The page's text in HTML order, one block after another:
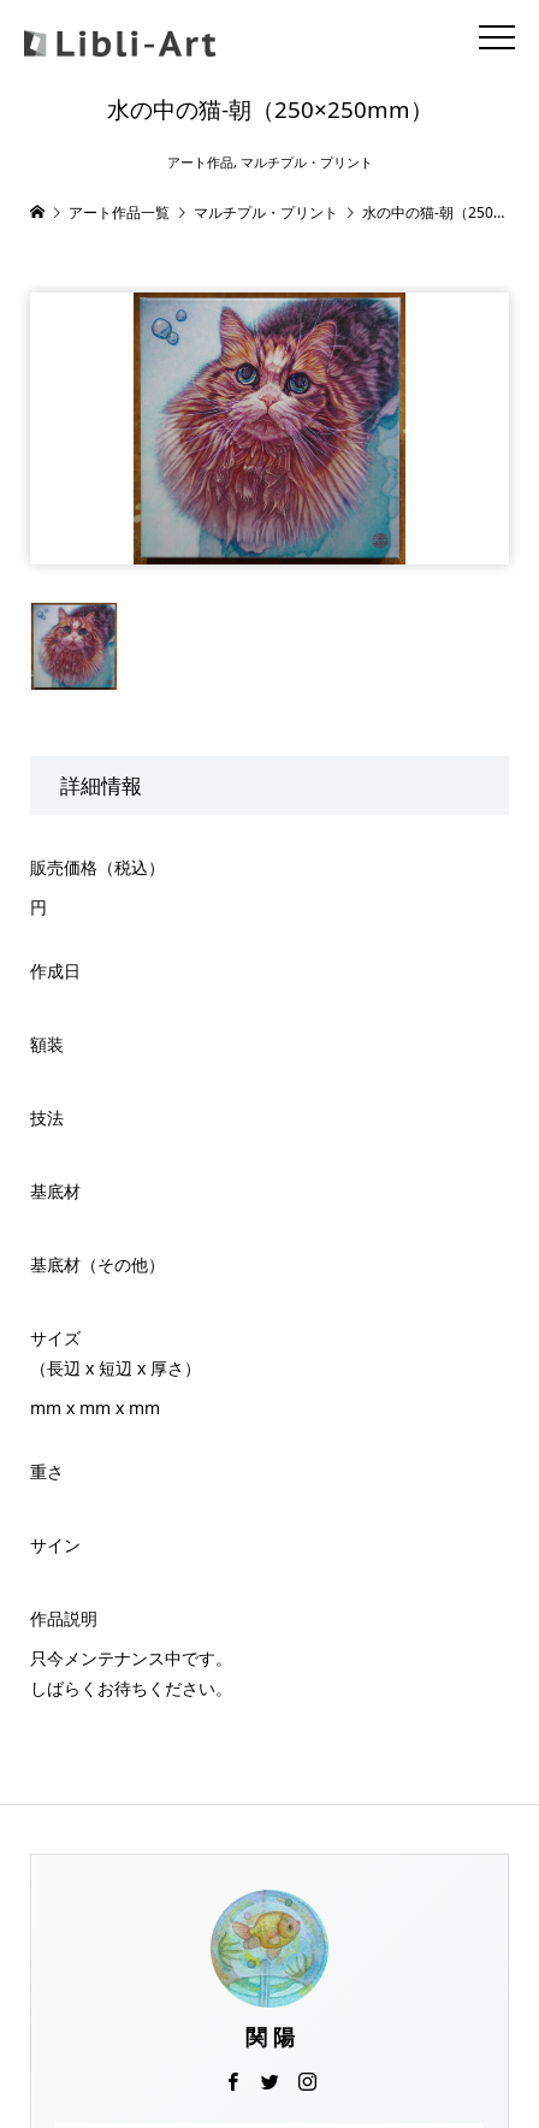
水の中の猫-朝（250×250mm）
アート作品, マルチプル・プリント
アート作品一覧 マルチプル・プリント 水の中の猫-朝（250×250mm）
詳細情報
販売価格（税込）
円
作成日
額装
技法
基底材
基底材（その他）
サイズ
（長辺 x 短辺 x 厚さ）
mm x mm x mm
重さ
サイン
作品説明
只今メンテナンス中です。
しばらくお待ちください。
関 陽